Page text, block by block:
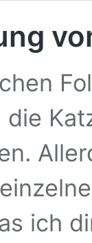
die
ich